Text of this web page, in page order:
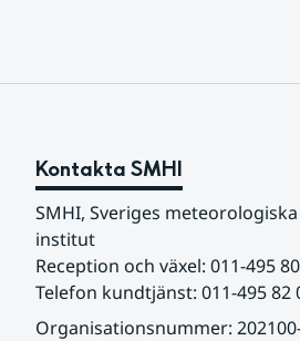
Kontakta SMHI
SMHI, Sveriges
institut
Reception och växel: 011-495
Telefon kundtjänst: 011-495 82
Organisationsnummer: